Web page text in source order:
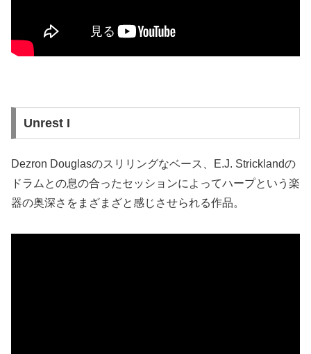
Unrest I
Dezron Douglasのスリリングなベース、E.J. Stricklandの
ドラムとの息の合ったセッションによってハープという楽
器の奥深さをまざまざと感じさせられる作品。